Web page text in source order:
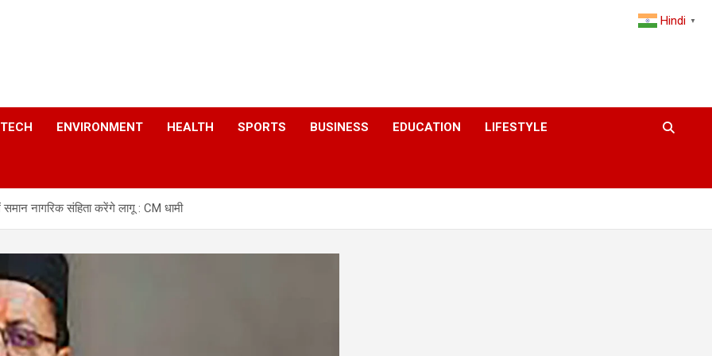
TECH ENVIRONMENT HEALTH SPORTS BUSINESS EDUCATION LIFESTYLE
नागरिक संहिता करेंगे लागू : CM धामी
Hindi ▼